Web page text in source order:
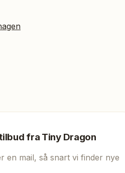
fra Tiny Dragon
en mail, så snart vi finder nye